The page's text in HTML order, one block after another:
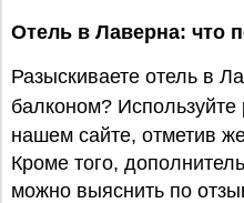
Отель в Лаверна: что
Разыскиваете отель в
балконом?
нашем сайте, отметив
Кроме того,
можно выяснить по